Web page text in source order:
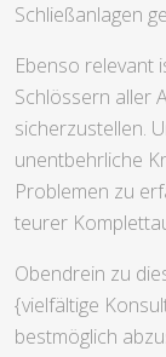
Schließanlagen
Ebenso relevant
Schlössern aller
sicherzustellen.
unentbehrliche
Problemen zu
teurer
Obendrein zu
{vielfältige
bestmöglich